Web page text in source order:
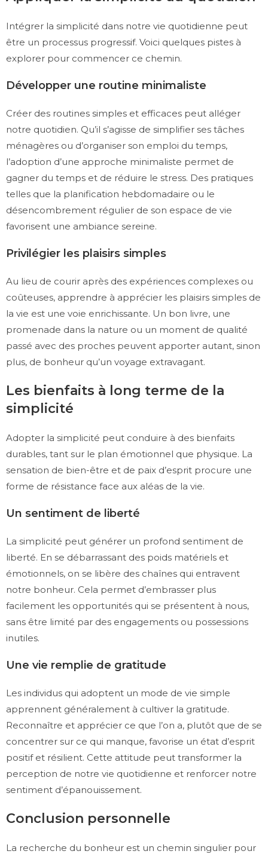
Intégrer la simplicité dans notre vie quotidienne peut
être un processus progressif. Voici quelques pistes à
explorer pour commencer ce chemin.
Développer une routine minimaliste
Créer des routines simples et efficaces peut alléger
notre quotidien. Qu’il s’agisse de simplifier ses tâches
ménagères ou d’organiser son emploi du temps,
l’adoption d’une approche minimaliste permet de
gagner du temps et de réduire le stress. Des pratiques
telles que la planification hebdomadaire ou le
désencombrement régulier de son espace de vie
favorisent une ambiance sereine.
Privilégier les plaisirs simples
Au lieu de courir après des expériences complexes ou
coûteuses, apprendre à apprécier les plaisirs simples de
la vie est une voie enrichissante. Un bon livre, une
promenade dans la nature ou un moment de qualité
passé avec des proches peuvent apporter autant, sinon
plus, de bonheur qu’un voyage extravagant.
Les bienfaits à long terme de la
simplicité
Adopter la simplicité peut conduire à des bienfaits
durables, tant sur le plan émotionnel que physique. La
sensation de bien-être et de paix d’esprit procure une
forme de résistance face aux aléas de la vie.
Un sentiment de liberté
La simplicité peut générer un profond sentiment de
liberté. En se débarrassant des poids matériels et
émotionnels, on se libère des chaînes qui entravent
notre bonheur. Cela permet d’embrasser plus
facilement les opportunités qui se présentent à nous,
sans être limité par des engagements ou possessions
inutiles.
Une vie remplie de gratitude
Les individus qui adoptent un mode de vie simple
apprennent généralement à cultiver la gratitude.
Reconnaître et apprécier ce que l’on a, plutôt que de se
concentrer sur ce qui manque, favorise un état d’esprit
positif et résilient. Cette attitude peut transformer la
perception de notre vie quotidienne et renforcer notre
sentiment d’épanouissement.
Conclusion personnelle
La recherche du bonheur est un chemin singulier pour